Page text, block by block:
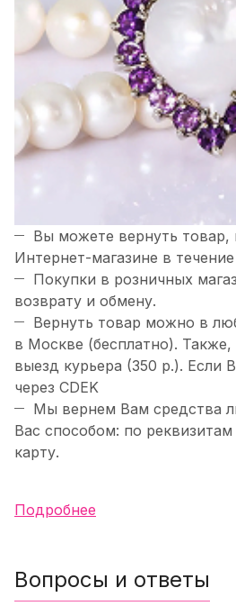
Вы можете вернуть товар,
Интернет-магазине в
Покупки в розничных
возврату и обмену.
Вернуть товар можно в
в Москве (бесплатно).
выезд курьера (350 р.). Если
через CDEK
Мы вернем Вам средства
Вас способом: по
карту.
Подробнее
Вопросы и ответы